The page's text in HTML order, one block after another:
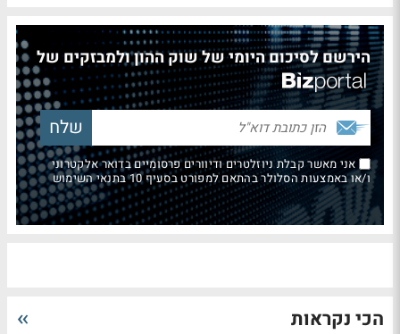
הירשם לסיכום היומי של שוק ההון ולמבזקים של
אני מאשר קבלת ניוזלטרים ודיוורים פרסומיים בדואר אלקטרוני
ו/או באמצעות הסלולר בהתאם למפורט בסעיף 10 בתנאי השימוש
הכי נקראות